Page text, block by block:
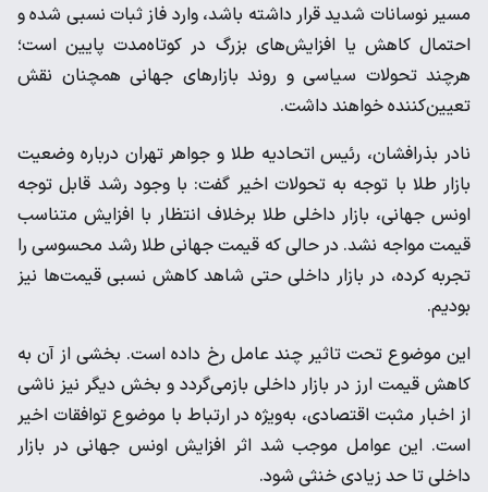
مسیر نوسانات شدید قرار داشته باشد، وارد فاز ثبات نسبی شده و
احتمال کاهش یا افزایش‌های بزرگ در کوتاه‌مدت پایین است؛
هرچند تحولات سیاسی و روند بازارهای جهانی همچنان نقش
تعیین‌کننده خواهند داشت.
نادر بذرافشان، رئیس اتحادیه طلا و جواهر تهران درباره وضعیت
بازار طلا با توجه به تحولات اخیر گفت: با وجود رشد قابل توجه
اونس جهانی، بازار داخلی طلا برخلاف انتظار با افزایش متناسب
قیمت مواجه نشد. در حالی که قیمت جهانی طلا رشد محسوسی را
تجربه کرده، در بازار داخلی حتی شاهد کاهش نسبی قیمت‌ها نیز
بودیم.
این موضوع تحت تاثیر چند عامل رخ داده است. بخشی از آن به
کاهش قیمت ارز در بازار داخلی بازمی‌گردد و بخش دیگر نیز ناشی
از اخبار مثبت اقتصادی، به‌ویژه در ارتباط با موضوع توافقات اخیر
است. این عوامل موجب شد اثر افزایش اونس جهانی در بازار
داخلی تا حد زیادی خنثی شود.